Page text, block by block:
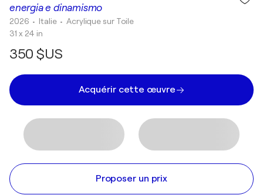
energia e dinamismo
2026 • Italie •Acrylique sur Toile
31 x 24 in
350 $US
Acquérir cette œuvre
Proposer un prix